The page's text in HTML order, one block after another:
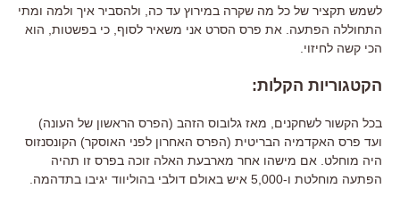
לשמש תקציר של כל מה שקרה במירוץ עד כה
ולהסביר איך ולמה ומתי
התחוללה הפתעה
את פרס הסרט אני משאיר לסוף כי בפשטות הוא
הכי קשה לחיזוי
הקטגוריות הקלות:
בכל הקשור לשחקנים מאז גלובוס הזהב (הפרס הראשון של העונה)
ועד פרס האקדמיה הבריטית (הפרס האחרון לפני האוסקר) הקונסנזוס
היה מוחלט
אם מישהו אחר מארבעת האלה זוכה בפרס זו תהיה
הפתעה מוחלטת ו-5,000 איש באולם דולבי בהוליווד יגיבו בתדהמה